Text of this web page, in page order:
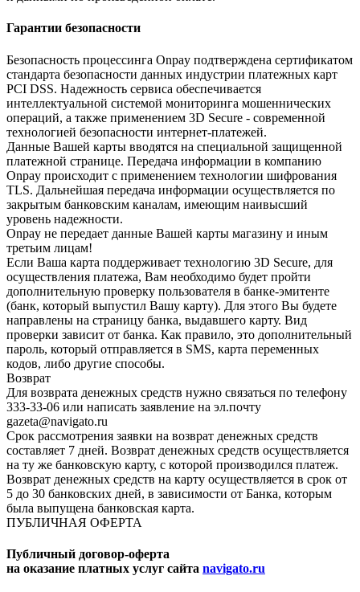
Гарантии безопасности
Безопасность процессинга Onpay подтверждена сертификатом
стандарта безопасности данных индустрии платежных карт
PCI DSS. Надежность сервиса обеспечивается
интеллектуальной системой мониторинга мошеннических
операций, а также применением 3D Secure - современной
технологией безопасности интернет-платежей.
Данные Вашей карты вводятся на специальной защищенной
платежной странице. Передача информации в компанию
Onpay происходит с применением технологии шифрования
TLS. Дальнейшая передача информации осуществляется по
закрытым банковским каналам, имеющим наивысший
уровень надежности.
Onpay не передает данные Вашей карты магазину и иным
третьим лицам!
Если Ваша карта поддерживает технологию 3D Secure, для
осуществления платежа, Вам необходимо будет пройти
дополнительную проверку пользователя в банке-эмитенте
(банк, который выпустил Вашу карту). Для этого Вы будете
направлены на страницу банка, выдавшего карту. Вид
проверки зависит от банка. Как правило, это дополнительный
пароль, который отправляется в SMS, карта переменных
кодов, либо другие способы.
Возврат
Для возврата денежных средств нужно связаться по телефону
333-33-06 или написать заявление на эл.почту
gazeta@navigato.ru
Срок рассмотрения заявки на возврат денежных средств
составляет 7 дней. Возврат денежных средств осуществляется
на ту же банковскую карту, с которой производился платеж.
Возврат денежных средств на карту осуществляется в срок от
5 до 30 банковских дней, в зависимости от Банка, которым
была выпущена банковская карта.
ПУБЛИЧНАЯ ОФЕРТА
Публичный договор-оферта
на оказание платных услуг сайта navigato.ru